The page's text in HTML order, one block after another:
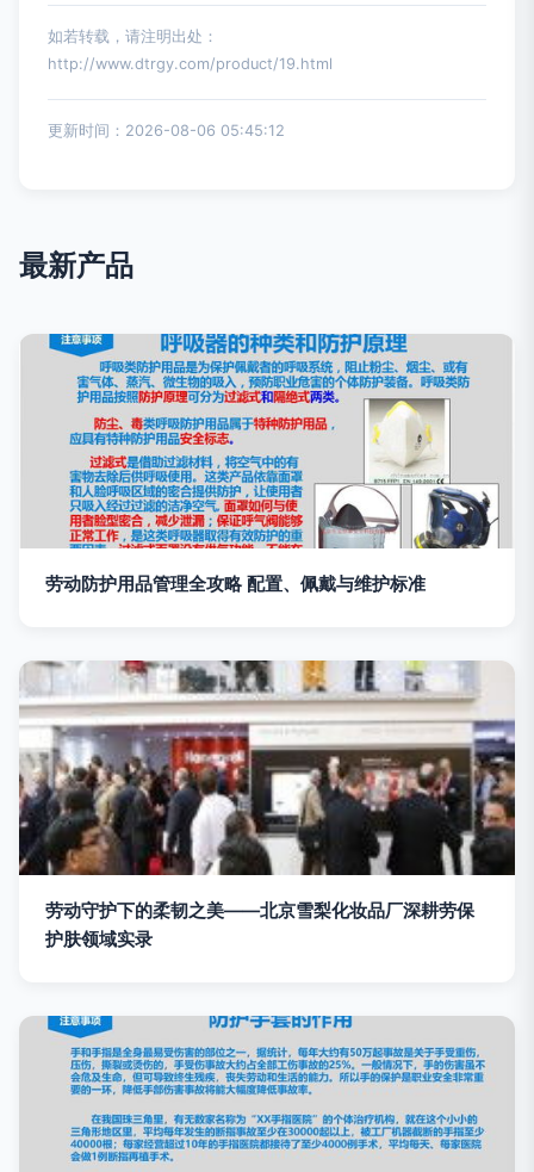
如若转载，请注明出处：
http://www.dtrgy.com/product/19.html
更新时间：2026-08-06 05:45:12
最新产品
劳动防护用品管理全攻略 配置、佩戴与维护标准
劳动守护下的柔韧之美——北京雪梨化妆品厂深耕劳保
护肤领域实录